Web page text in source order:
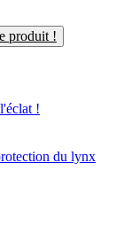
produit !
!
du lynx